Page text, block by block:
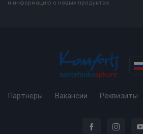
и информацию о новых продуктах
Партнёры Вакансии Реквизиты